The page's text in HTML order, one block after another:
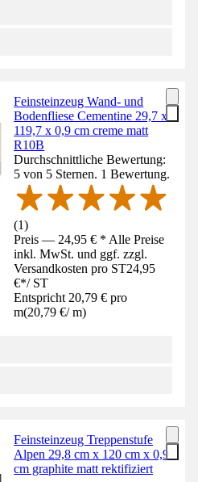
Feinsteinzeug Wand- und
Bodenfliese Cementine 29,7 x
119,7 x 0,9 cm creme matt
R10B
Durchschnittliche Bewertung:
5 von 5 Sternen. 1 Bewertung.
(1)
Preis — 24,95 € * Alle Preise
inkl. MwSt. und ggf. zzgl.
Versandkosten pro ST24,95
€*/ ST
Entspricht 20,79 € pro
m(20,79 €/ m)
Feinsteinzeug Treppenstufe
Alpen 29,8 cm x 120 cm x 0,9
cm graphite matt rektifiziert